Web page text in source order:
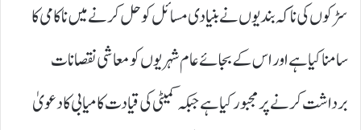
سڑکوں کی ناکہ بندیوں نے بنیادی مسائل کو حل کرنے میں ناکامی کا
سامنا کیا ہے اور اس کے بجائے عام شہریوں کو معاشی نقصانات
برداشت کرنے پر مجبور کیا ہے جبکہ کمیٹی کی قیادت کامیابی کا دعویٰ